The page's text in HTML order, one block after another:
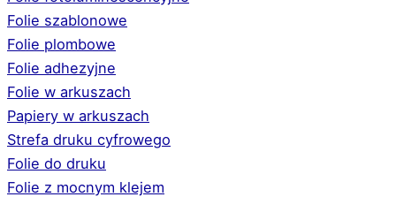
Folie szablonowe
Folie plombowe
Folie adhezyjne
Folie w arkuszach
Papiery w arkuszach
Strefa druku cyfrowego
Folie do druku
Folie z mocnym klejem